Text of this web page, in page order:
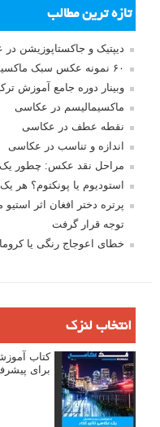
تازه ترین مطالب
دیپتیک و جاکستا‌پوزیشن
۶۰ نمونه عکس سبک ماکسیمالیسم
وبینار دوره جامع آموزش
ماکسیمالیسم در عکاسی
نقطه عطف در عکاسی
اندازه و تناسب در عکاسی
مراحل نقد عکس: چطور یک
استودیوم یا پونکتوم؟ هر
پرتره دختر افغان اثر
توجه قرار گرفت
خطای اعوجاج رنگی یا
انتخاب لنزک
کتاب
برای